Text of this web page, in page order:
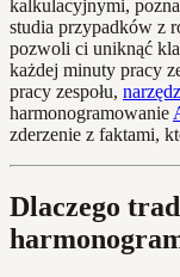
kalkulacyjnymi,
studia przypadków z
pozwoli ci uniknąć
każdej minuty pracy
pracy zespołu,
harmonogramowanie
zderzenie z faktami,
Dlaczego